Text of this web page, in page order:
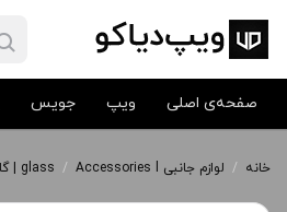
صفحه‌ی اصلی ویپ جویس
خانه / لوازم جانبی Accessories l / glass | گلس